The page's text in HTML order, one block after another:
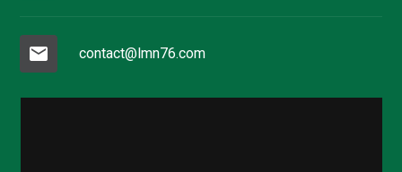
mail contact@lmn76.com